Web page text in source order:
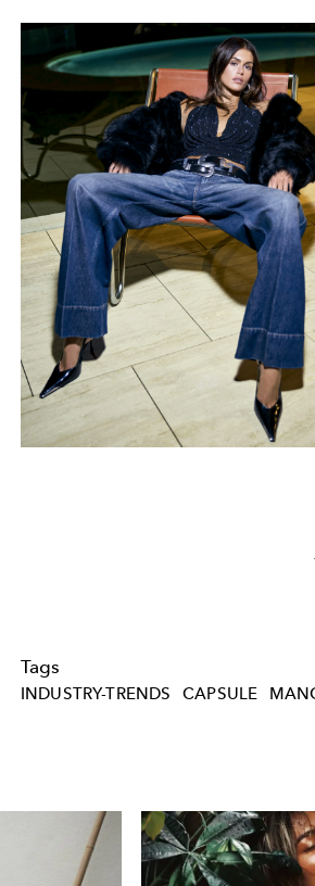
Tags
INDUSTRY-TRENDS CAPSULE